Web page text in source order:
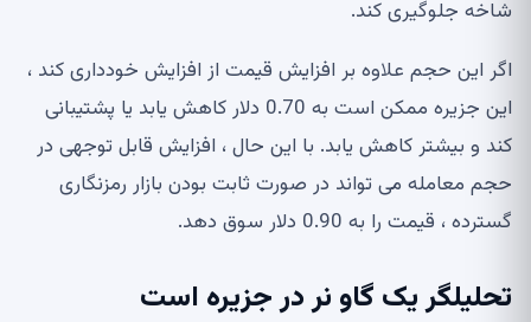
شاخه جلوگیری کند.
اگر این حجم علاوه بر افزایش قیمت از افزایش خودداری کند ،
این جزیره ممکن است به 0.70 دلار کاهش یابد یا پشتیبانی
کند و بیشتر کاهش یابد. با این حال ، افزایش قابل توجهی در
حجم معامله می تواند در صورت ثابت بودن بازار رمزنگاری
گسترده ، قیمت را به 0.90 دلار سوق دهد.
تحلیلگر یک گاو نر در جزیره است